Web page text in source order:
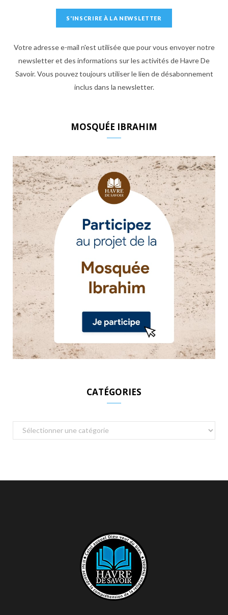
Votre adresse e-mail n'est utilisée que pour vous envoyer notre
newsletter et des informations sur les activités de Havre De
Savoir. Vous pouvez toujours utiliser le lien de désabonnement
inclus dans la newsletter.
MOSQUÉE IBRAHIM
CATÉGORIES
Catégories